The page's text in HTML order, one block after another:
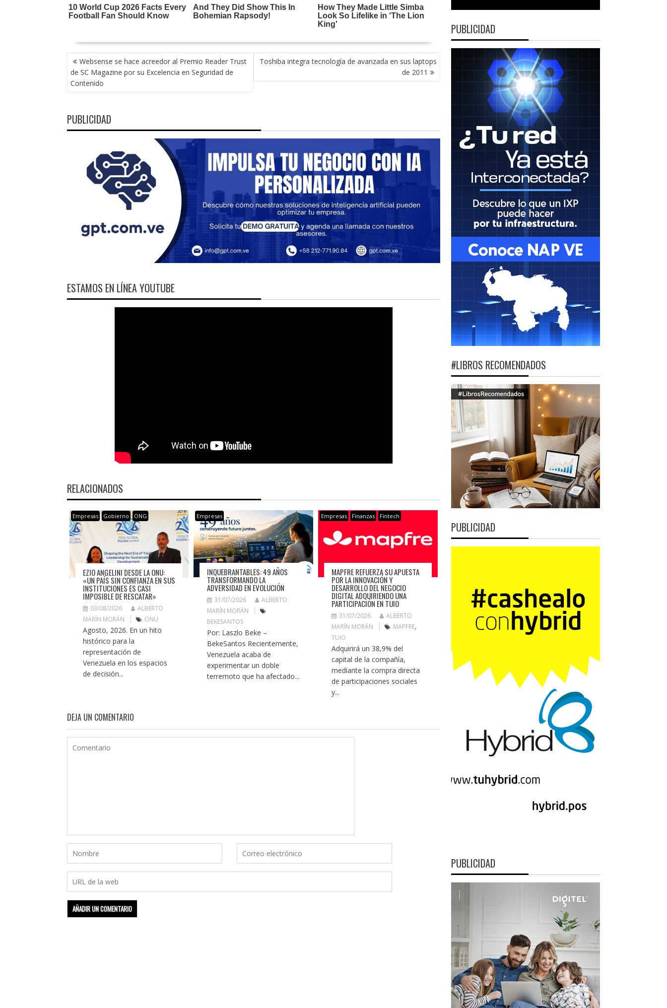
NAVEGACIÓN
DE
ENTRADAS
Websense se hace acreedor al Premio Reader Trust
de SC Magazine por su Excelencia en Seguridad de
Contenido
Toshiba integra tecnología de avanzada en sus laptops
de 2011
PUBLICIDAD
ESTAMOS EN LÍNEA YOUTUBE
RELACIONADOS
Empresas Gobierno ONG
EZIO ANGELINI DESDE LA ONU:
«UN PAÍS SIN CONFIANZA EN SUS
INSTITUCIONES ES CASI
IMPOSIBLE DE RESCATAR»
03/08/2026
ALBERTO
MARÍN MORÁN
ONU
Agosto, 2026. En un hito
histórico para la
representación de
Venezuela en los espacios
de decisión...
Empresas
INQUEBRANTABLES: 49 AÑOS
TRANSFORMANDO LA
ADVERSIDAD EN EVOLUCIÓN
31/07/2026
ALBERTO
MARÍN MORÁN
BEKESANTOS
Por: Laszlo Beke –
BekeSantos Recientemente,
Venezuela acaba de
experimentar un doble
terremoto que ha afectado...
Empresas Finanzas Fintech
MAPFRE REFUERZA SU APUESTA
POR LA INNOVACIÓN Y
DESARROLLO DEL NEGOCIO
DIGITAL ADQUIRIENDO UNA
PARTICIPACIÓN EN TUIO
31/07/2026
ALBERTO
MARÍN MORÁN
MAPFRE,
TUIO
Adquirirá un 38,9% del
capital de la compañía,
mediante la compra directa
de participaciones sociales
y...
DEJA UN COMENTARIO
PUBLICIDAD
#LIBROS RECOMENDADOS
PUBLICIDAD
PUBLICIDAD